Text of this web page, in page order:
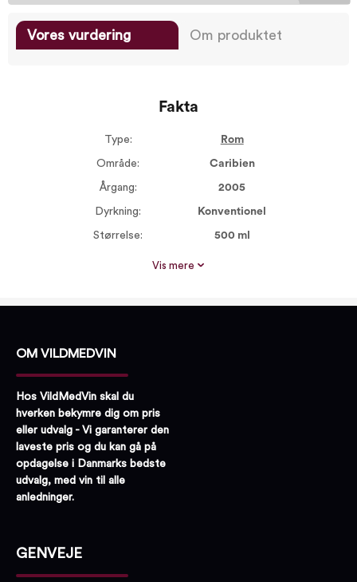
Vores vurdering Om produktet
Fakta
Type: Rom
Område: Caribien
Årgang: 2005
Dyrkning: Konventionel
Størrelse: 500 ml
Proptype: Plastprop
Stilarter:
Rom type:
Vis mere
OM VILDMEDVIN
Hos VildMedVin skal du
hverken bekymre dig om pris
eller udvalg - Vi garanterer den
laveste pris og du kan gå på
opdagelse i Danmarks bedste
udvalg, med vin til alle
anledninger.
GENVEJE